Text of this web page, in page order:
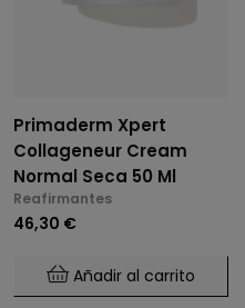
Primaderm Xpert
Collageneur Cream
Normal Seca 50 Ml
Reafirmantes
46,30 €
Añadir al carrito